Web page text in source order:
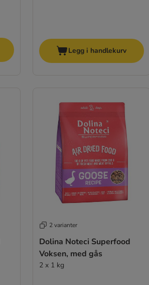
Legg i handlekurv
2 varianter
Dolina Noteci Superfood
Voksen, med gås
2 x 1 kg